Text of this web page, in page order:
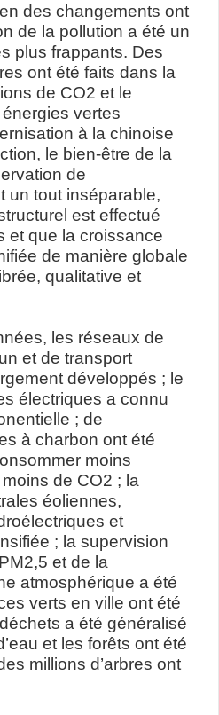
des changements ont
de la pollution a été un
plus frappants. Des
ont été faits dans la
de CO2 et le
vertes
à la chinoise
le bien-être de la
de
un tout inséparable,
est effectué
et que la croissance
de manière globale
qualitative et
les réseaux de
et de transport
développés ; le
électriques a connu
; de
à charbon ont été
moins
de CO2 ; la
éoliennes,
et
; la supervision
et de la
atmosphérique a été
verts en ville ont été
a été généralisé
et les forêts ont été
millions d’arbres ont